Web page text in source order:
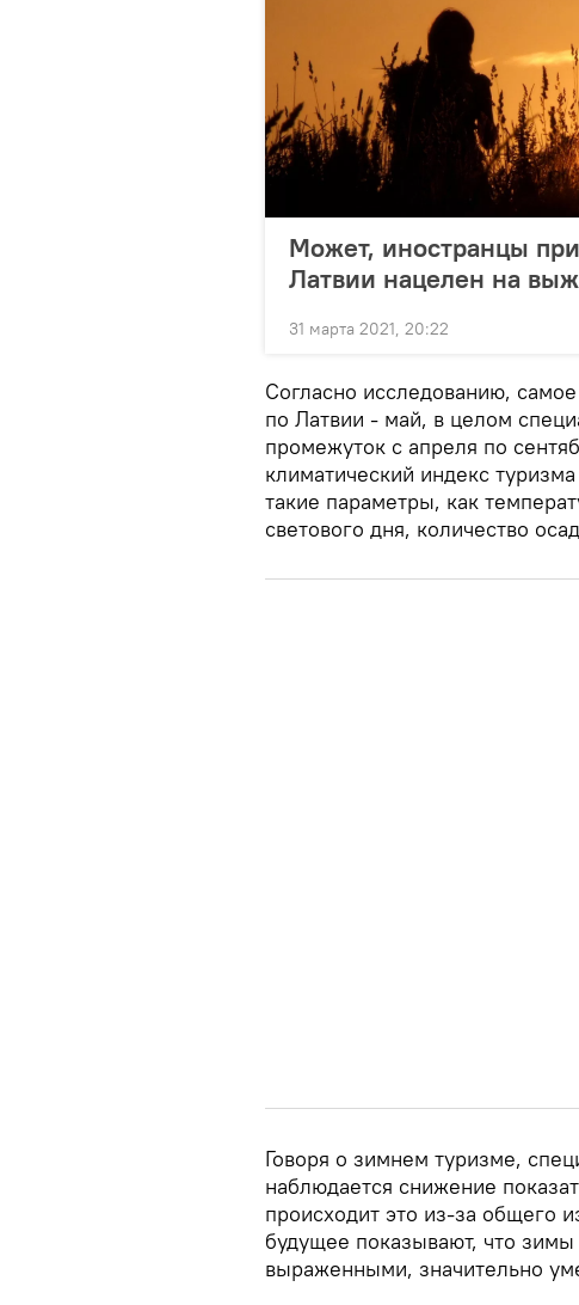
Может, иностранцы
Латвии нацелен на
31 марта 2021, 20:22
Согласно исследованию,
по Латвии - май, в целом
промежуток с апреля по
климатический индекс
такие параметры, как
светового дня, количество
Говоря о зимнем туризме,
наблюдается снижение
происходит это из-за общего
будущее показывают, что
выраженными, значительно